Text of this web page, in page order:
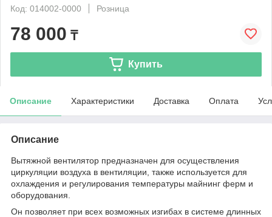
Код: 014002-0000
Розница
78 000 ₸
Купить
Описание Характеристики Доставка Оплата
Описание
Вытяжной вентилятор предназначен для осуществления
циркуляции воздуха в вентиляции, также используется для
охлаждения и регулирования температуры майнинг ферм и
оборудования.
Он позволяет при всех возможных изгибах в системе длинных